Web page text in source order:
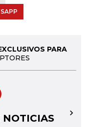
PARA
NOTICIAS →